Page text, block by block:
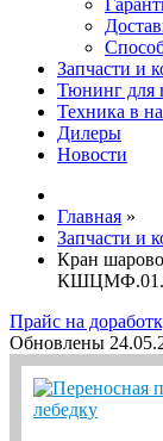
Запчасти и
Тюнинг для
Техника в
Дилеры
Новости
Главная »
Запчасти и
Кран
Прайс на
Обновлены